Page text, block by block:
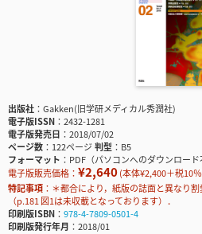
出版社
Gakken(旧学研メディカル秀潤社)
電子版ISSN
2432-1281
電子版発売日
2018/07/02
ページ数
122ページ判型
B5
フォーマット
PDF（パソコンへのダウンロード
電子版販売価格： ¥2,640(本体¥2,400＋税10
特記事項
＊都合により，紙版の誌面と異なり
（p.181 図1は未収載となっております）．
印刷版ISBN
978-4-7809-0501-4
印刷版発行年月
2018/01